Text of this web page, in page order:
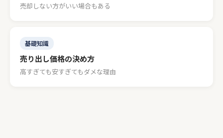
売却しない方がいい場合もある
基礎知識
売り出し価格の決め方
高すぎても安すぎてもダメな理由